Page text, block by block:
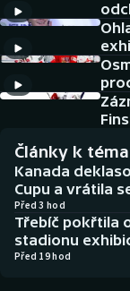
DALŠÍ SPORTY
Americký fotbal
Baseball a
Basketbal
Biatlon
Boby a skeleton
NEPŘEHLÉDNĚTE
Soutěže
Historické
Aplikace ČT
AZ kvíz
Články k
Kanada
Cupu a vrátila
Před 3 hod
Třebíč pokřtila
stadionu
Před 19 hod